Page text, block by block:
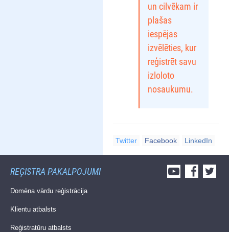
un cilvēkam ir
plašas
iespējas
izvēlēties, kur
reģistrēt savu
izloloto
nosaukumu.
Twitter Facebook LinkedIn
REĢISTRA PAKALPOJUMI
Domēna vārdu reģistrācija
Klientu atbalsts
Reģistratūru atbalsts